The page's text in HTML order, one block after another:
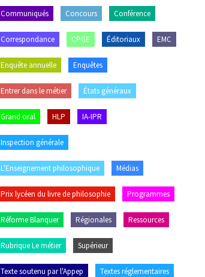
Communiqués Concours Conférence
Correspondance CPGE Éditoriaux EMC
Enquête annuelle Enquêtes
Entrer dans le métier États généraux
Grand oral HLP IA-IPR
Inspection générale
L'Enseignement philosophique Médias
Prix lycéen du livre de philosophie Programmes
Réforme Blanquer Régionales Ressources
Rubrique Le métier Supérieur
Texte soutenu par l'Appep Textes réglementaires